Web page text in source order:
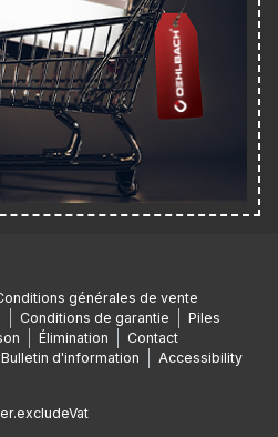
générales de vente
Conditions de garantie
Piles
Élimination
Contact
Bulletin d'information Accessibility